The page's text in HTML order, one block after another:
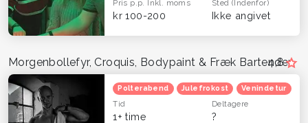
Pris p.p. Inkl. moms
kr 100-200
Sted(Indenfor)
Ikke angivet
4,8
Morgenbollefyr, Croquis, Bodypaint & Fræk Bartender
Polterabend Julefrokost Venindetur
Tid
1+ time
Deltagere
?